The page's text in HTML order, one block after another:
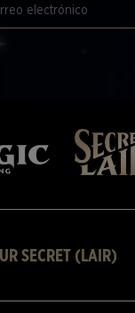
SECRET (LAIR)